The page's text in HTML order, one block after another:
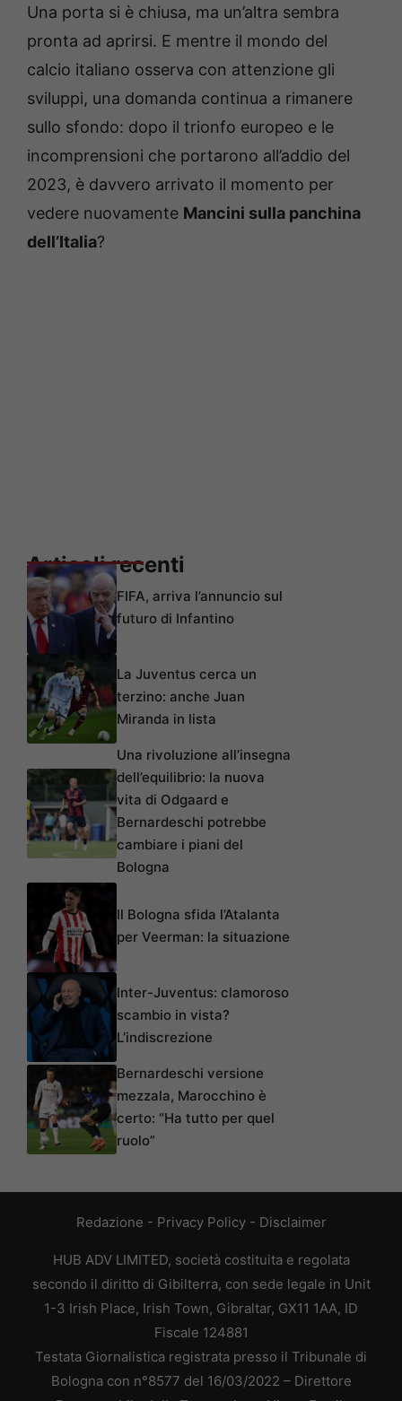
Una porta si è chiusa, ma un’altra sembra
pronta ad aprirsi. E mentre il mondo del
calcio italiano osserva con attenzione gli
sviluppi, una domanda continua a rimanere
sullo sfondo: dopo il trionfo europeo e le
incomprensioni che portarono all’addio del
2023, è davvero arrivato il momento per
vedere nuovamente Mancini sulla panchina
dell’Italia?
Articoli recenti
FIFA, arriva l’annuncio sul
futuro di Infantino
La Juventus cerca un
terzino: anche Juan
Miranda in lista
Una rivoluzione all’insegna
dell’equilibrio: la nuova
vita di Odgaard e
Bernardeschi potrebbe
cambiare i piani del
Bologna
Il Bologna sfida l’Atalanta
per Veerman: la situazione
Inter-Juventus: clamoroso
scambio in vista?
L’indiscrezione
Bernardeschi versione
mezzala, Marocchino è
certo: “Ha tutto per quel
ruolo”
Redazione - Privacy Policy- Disclaimer
HUB ADV LIMITED, società costituita e regolata
secondo il diritto di Gibilterra, con sede legale in Unit
1-3 Irish Place, Irish Town, Gibraltar, GX11 1AA, ID
Fiscale 124881
Testata Giornalistica registrata presso il Tribunale di
Bologna con n°8577 del 16/03/2022 – Direttore